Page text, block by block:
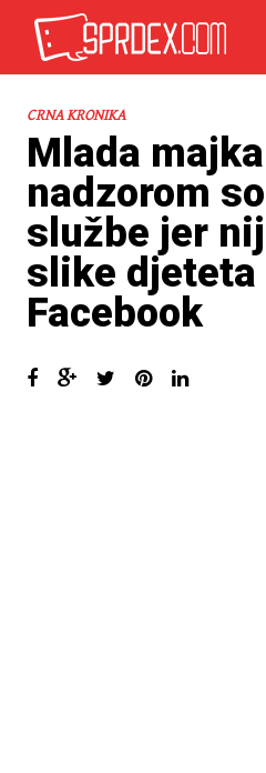
CRNA KRONIKA
Mlada
nadzorom
službe jer
slike djeteta
Facebook